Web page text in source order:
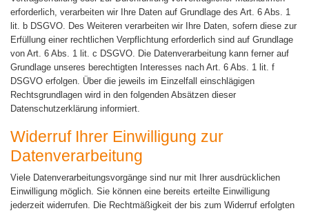
erforderlich, verarbeiten wir Ihre Daten auf Grundlage des Art. 6 Abs. 1
lit. b DSGVO. Des Weiteren verarbeiten wir Ihre Daten, sofern diese zur
Erfüllung einer rechtlichen Verpflichtung erforderlich sind auf Grundlage
von Art. 6 Abs. 1 lit. c DSGVO. Die Datenverarbeitung kann ferner auf
Grundlage unseres berechtigten Interesses nach Art. 6 Abs. 1 lit. f
DSGVO erfolgen. Über die jeweils im Einzelfall einschlägigen
Rechtsgrundlagen wird in den folgenden Absätzen dieser
Datenschutzerklärung informiert.
Widerruf Ihrer Einwilligung zur
Datenverarbeitung
Viele Datenverarbeitungsvorgänge sind nur mit Ihrer ausdrücklichen
Einwilligung möglich. Sie können eine bereits erteilte Einwilligung
jederzeit widerrufen. Die Rechtmäßigkeit der bis zum Widerruf erfolgten